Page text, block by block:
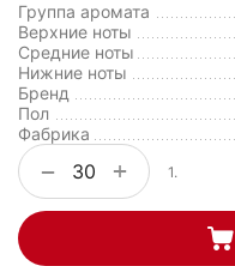
Группа аромата
Верхние ноты
Средние ноты
Нижние ноты
Бренд
Пол
Фабрика
+
− 1.